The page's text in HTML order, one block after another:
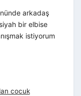
arkadaş
bir elbise
istiyorum
cocuk